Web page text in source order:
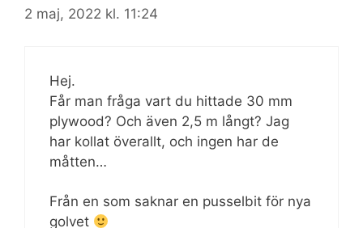
2 maj, 2022 kl. 11:24
Hej.
Får man fråga vart du hittade 30 mm
plywood? Och även 2,5 m långt? Jag
har kollat överallt, och ingen har de
måtten…
Från en som saknar en pusselbit för nya
golvet